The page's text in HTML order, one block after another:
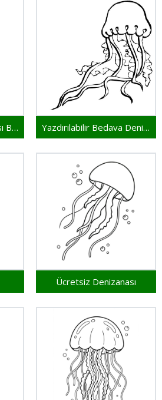
Yazdırılabilir Denizanası Bedava Yazdırılabilir Bedava Denizanası
Ücretsiz Denizanası